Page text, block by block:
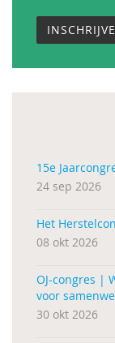
15e
24 sep 2026
Het
08 okt 2026
OJ-congres |
voor
30 okt 2026